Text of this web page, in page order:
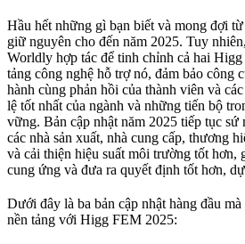
Hầu hết những gì bạn biết và mong đợi
giữ nguyên cho đến năm 2025. Tuy
Worldly hợp tác để tinh chỉnh cả hai
tảng công nghệ hỗ trợ nó, đảm bảo công
hành cùng phản hồi của thành viên và
lệ tốt nhất của ngành và những tiến bộ
vững. Bản cập nhật năm 2025 tiếp tục sứ
các nhà sản xuất, nhà cung cấp, thương
và cải thiện hiệu suất môi trường tốt hơn,
cung ứng và đưa ra quyết định tốt hơn,
Dưới đây là ba bản cập nhật hàng đầu
nền tảng với Higg FEM 2025: